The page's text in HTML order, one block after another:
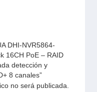
DHI-NVR5864-
16CH PoE – RAID
detección y
8 canales”
no será publicada.